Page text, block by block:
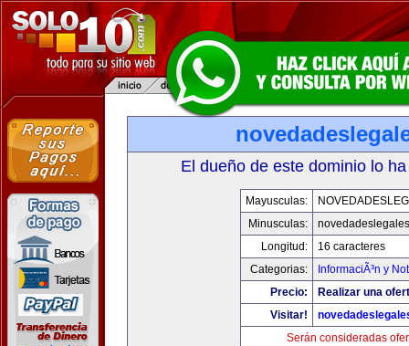
El dueño de este dominio lo
Mayusculas:
Minusculas:
Longitud:
16 caracteres
Categorias:
InformaciÃ³n y
Precio:
Realizar una
Visitar!
Serán consideradas